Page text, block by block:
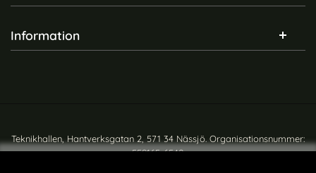
Information
Teknikhallen, Hantverksgatan 2, 571 34 Nässjö. Organisationsnummer:
559165-6540